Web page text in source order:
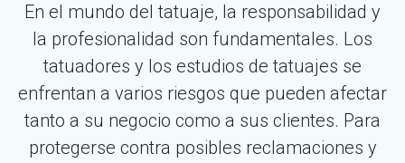
En el mundo del tatuaje, la responsabilidad y
la profesionalidad son fundamentales. Los
tatuadores y los estudios de tatuajes se
enfrentan a varios riesgos que pueden afectar
tanto a su negocio como a sus clientes. Para
protegerse contra posibles reclamaciones y